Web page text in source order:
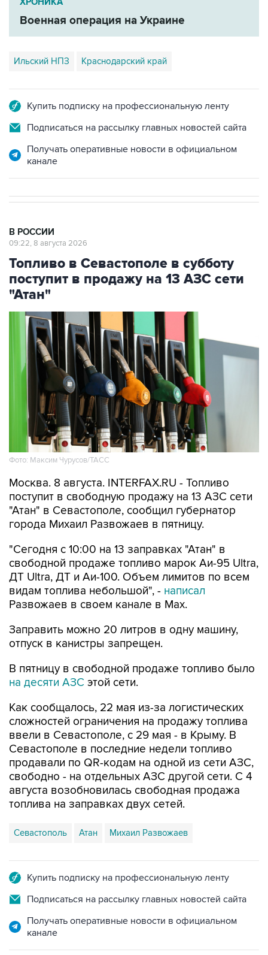
Ильский НПЗ Краснодарский край
Подписаться на рассылку главных новостей сайта
Получать оперативные новости в официальном
Топливо в Севастополе в субботу
поступит в продажу на 13 АЗС сети
"Атан"
Фото: Максим Чурусов/ТАСС
Москва. 8 августа. INTERFAX.RU - Топливо
"Атан" в Севастополе, сообщил губернатор
города Михаил Развожаев в пятницу.
"Сегодня с 10:00 на 13 заправках "Атан" в
ДТ Ultra, ДТ и Аи-100. Объем лимитов по всем
видам топлива небольшой", - написал
Развожаев в своем канале в Max.
Заправить можно 20 литров в одну машину,
В пятницу в свободной продаже топливо было
Как сообщалось, 22 мая из-за логистических
ввели в Севастополе, с 29 мая - в Крыму. В
Севастополе в последние недели топливо
продавали по QR-кодам на одной из сети АЗС,
свободно - на отдельных АЗС другой сети. С 4
августа возобновилась свободная продажа
топлива на заправках двух сетей.
Севастополь Атан Михаил Развожаев
Подписаться на рассылку главных новостей сайта
Получать оперативные новости в официальном
НОВОСТИ ПО ТЕМЕ